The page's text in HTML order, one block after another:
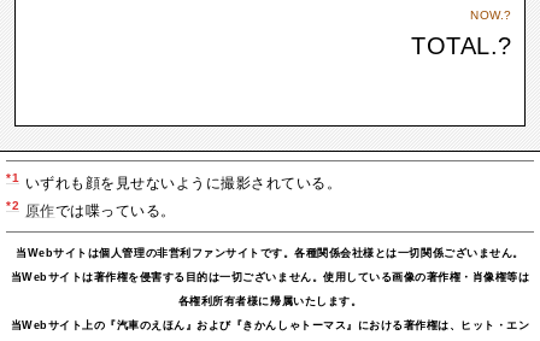
NOW.?
TOTAL.?
*1 いずれも顔を見せないように撮影されている。
*2 原作では喋っている。
当Webサイトは個人管理の非営利ファンサイトです。各種関係会社様とは一切関係ございません。
当Webサイトは著作権を侵害する目的は一切ございません。使用している画像の著作権・肖像権等は
各権利所有者様に帰属いたします。
当Webサイト上の『汽車のえほん』および『きかんしゃトーマス』における著作権は、ヒット・エン